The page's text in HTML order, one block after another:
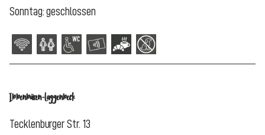
Sonntag: geschlossen
Ibbenbüren-Laggenbeck
Tecklenburger Str. 13